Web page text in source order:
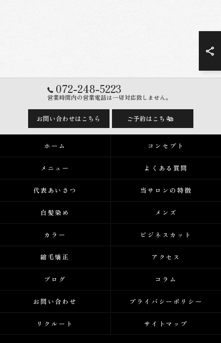
072-248-5223
営業時間内の営業電話は一切対応致しません。
お問い合わせはこちら ご予約はこちら
ホーム コンセプト
メニュー よくある質問
代表あいさつ 当サロンの特徴
白髪染め メンズ
カラー ビジネスカット
縮毛矯正 アクセス
ブログ コラム
お問い合わせ プライバシーポリシー
リクルート サイトマップ